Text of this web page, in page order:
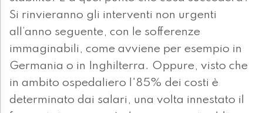
Si rinvieranno gli interventi non urgenti
all’anno seguente, con le sofferenze
immaginabili, come avviene per esempio in
Germania o in Inghilterra. Oppure, visto che
in ambito ospedaliero l'85% dei costi è
determinato dai salari, una volta innestato il